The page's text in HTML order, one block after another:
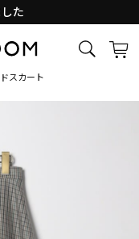
た
スカート